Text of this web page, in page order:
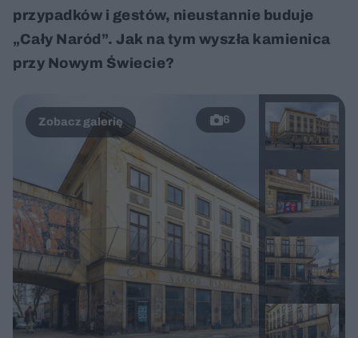
przypadków i gestów, nieustannie buduje
„Cały Naród”. Jak na tym wyszła kamienica
przy Nowym Świecie?
6